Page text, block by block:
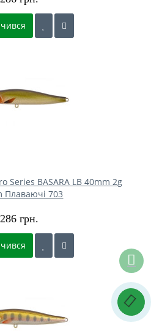
Series BASARA LB 40mm 2g
Плаваючі 703
286 грн.